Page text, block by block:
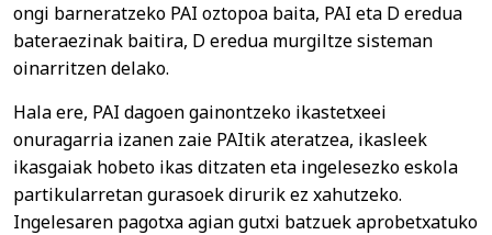
ongi barneratzeko PAI oztopoa baita, PAI eta D eredua
bateraezinak baitira, D eredua murgiltze sisteman
oinarritzen delako.
Hala ere, PAI dagoen gainontzeko ikastetxeei
onuragarria izanen zaie PAItik ateratzea, ikasleek
ikasgaiak hobeto ikas ditzaten eta ingelesezko eskola
partikularretan gurasoek dirurik ez xahutzeko.
Ingelesaren pagotxa agian gutxi batzuek aprobetxatuko